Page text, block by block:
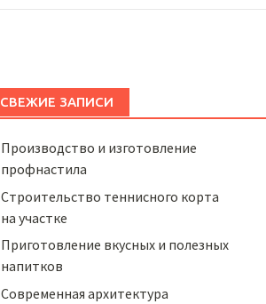
СВЕЖИЕ ЗАПИСИ
Производство и изготовление
профнастила
Строительство теннисного корта
на участке
Приготовление вкусных и полезных
напитков
Cовременная архитектура